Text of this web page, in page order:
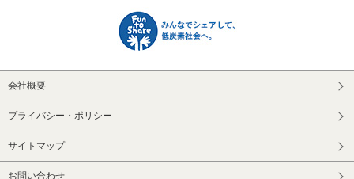
会社概要
プライバシー・ポリシー
サイトマップ
お問い合わせ